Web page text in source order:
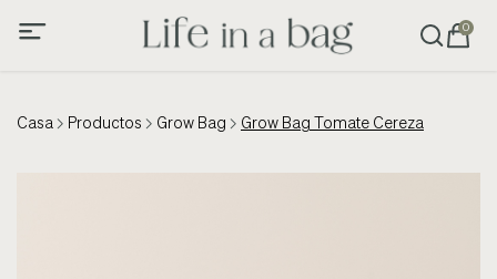
0
Casa Productos Grow Bag Grow Bag Tomate Cereza